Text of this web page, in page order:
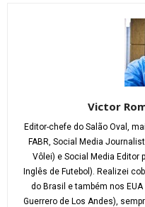
Victor
Editor-chefe do Salão Oval,
FABR, Social Media
Vôlei) e Social Media Editor
Inglês de Futebol). Realizei
do Brasil e também nos
Guerrero de Los Andes),